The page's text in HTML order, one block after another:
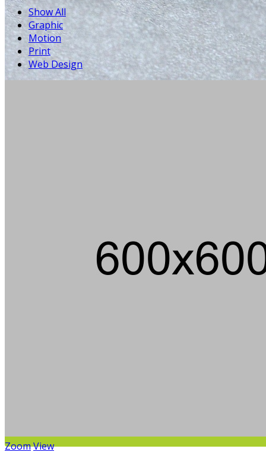
Show All
Graphic
Motion
Print
Web Design
ZoomView